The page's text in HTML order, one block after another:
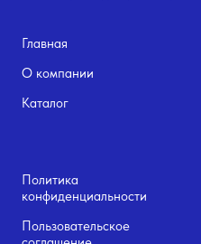
Главная
О компании
Каталог
Политика
конфиденциальности
Пользовательское